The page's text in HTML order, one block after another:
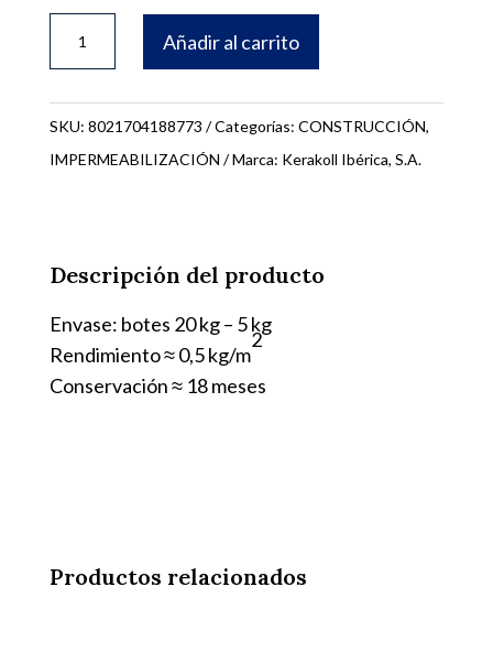
20
KG.
Añadir al carrito
SKU: 8021704188773 Categorías: CONSTRUCCIÓN,
IMPERMEABILIZACIÓN
Marca: Kerakoll Ibérica, S.A.
Descripción del producto
Envase: botes 20 kg – 5 kg
Rendimiento ≈ 0,5 kg/m
2
Conservación ≈ 18 meses
Productos relacionados